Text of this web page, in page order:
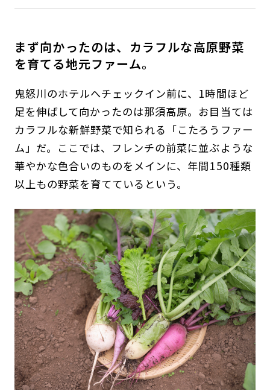
まず向かったのは、カラフルな高原野菜
を育てる地元ファーム。
鬼怒川のホテルへチェックイン前に、1時間ほど
足を伸ばして向かったのは那須高原。お目当ては
カラフルな新鮮野菜で知られる「こたろうファー
ム」だ。ここでは、フレンチの前菜に並ぶような
華やかな色合いのものをメインに、年間150種類
以上もの野菜を育てているという。